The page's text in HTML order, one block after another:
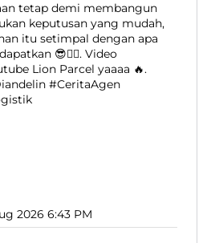
tetap demi membangun
keputusan yang mudah,
itu setimpal dengan apa
😎👍🏻. Video
Lion Parcel yaaaa 🔥.
#CeritaAgen
2026 6:43 PM